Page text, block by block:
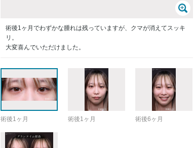
術後1ヶ月でわずかな腫れは残っていますが、クマが消えてスッキ
リ。
大変喜んでいただけました。
術後1ヶ月 術後1ヶ月 術後6ヶ月